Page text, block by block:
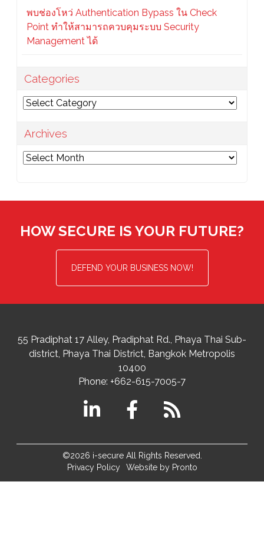
พบช่องโหว่ Authentication Bypass ใน Check
Point ทำให้สามารถควบคุมระบบ Security
Management ได้
Categories
Categories
Archives
Archives
HOW SECURE IS YOUR FUTURE?
DEFEND YOUR BUSINESS NOW!
55 Pradiphat 17 Alley, Pradiphat Rd., Phaya Thai Sub-
district Phaya Thai District, Bangkok Metropolis
10400
Phone: +662-615-7005-7
©2026 i-secure All Rights Reserved.
Privacy Policy
Website by Pronto